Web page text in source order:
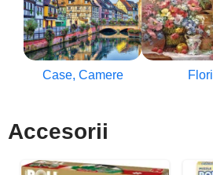
Case, Camere Flori
Accesorii